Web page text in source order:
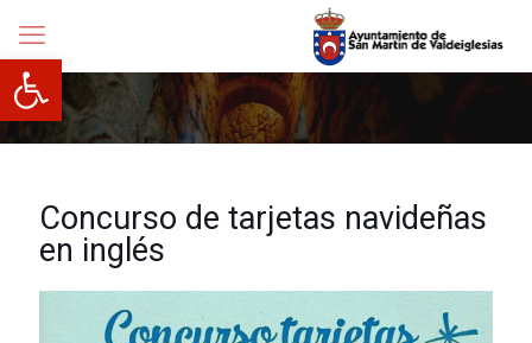
Abrir barra de herramientas
Concurso de tarjetas navideñas
en inglés